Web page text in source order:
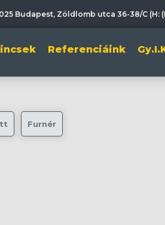
Budapest, Zöldlomb utca 36-38/C (H:
Referenciáink
Furnér